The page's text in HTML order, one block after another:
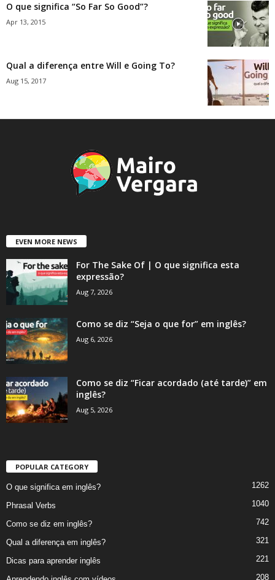
O que significa “So Far So Good”?
Apr 13, 2015
Qual a diferença entre Will e Going To?
Aug 15, 2017
EVEN MORE NEWS
For The Sake Of | O que significa esta
expressão?
Aug 7, 2026
Como se diz “Seja o que for” em inglês?
Aug 6, 2026
Como se diz “Ficar acordado (até tarde)” em
inglês?
Aug 5, 2026
POPULAR CATEGORY
O que significa em inglês? 1262
Phrasal Verbs 1040
Como se diz em inglês? 742
Qual a diferença em inglês? 321
Dicas para aprender inglês 221
208